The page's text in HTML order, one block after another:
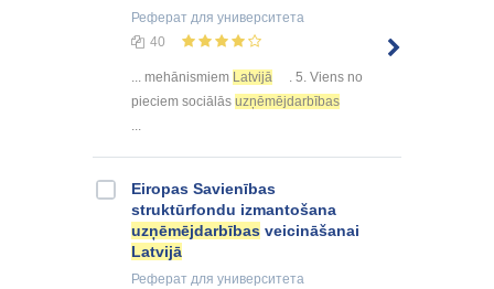
Реферат для университета
40
... mehānismiem Latvijā
. 5. Viens no
pieciem sociālās uzņēmējdarbības
...
Eiropas Savienības
struktūrfondu izmantošana
uzņēmējdarbības veicināšanai
Latvijā
Реферат для университета